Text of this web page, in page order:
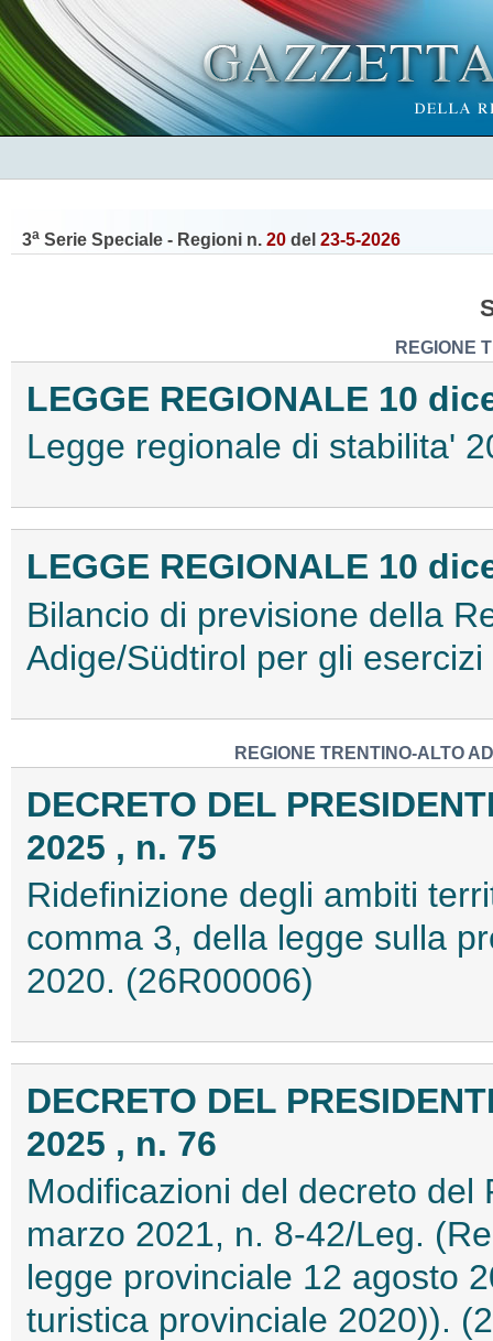
3a Serie Speciale - Regioni n. 20 del 23-5-2026
REGIONE
LEGGE REGIONALE 10
Legge regionale di stabilita'
LEGGE REGIONALE 10
Bilancio di previsione della
Adige/Südtirol per gli
REGIONE TRENTINO-ALTO
DECRETO DEL
2025 , n. 75
Ridefinizione degli ambiti
comma 3, della legge sulla
2020. (26R00006)
DECRETO DEL
2025 , n. 76
Modificazioni del decreto
marzo 2021, n. 8-42/Leg.
legge provinciale 12 agosto
turistica provinciale 2020)).